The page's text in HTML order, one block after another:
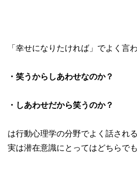
「幸せになりたければ」でよく言
・笑うからしあわせなのか？
・しあわせだから笑うのか？
は行動心理学の分野でよく話され
実は潜在意識にとってはどちらで